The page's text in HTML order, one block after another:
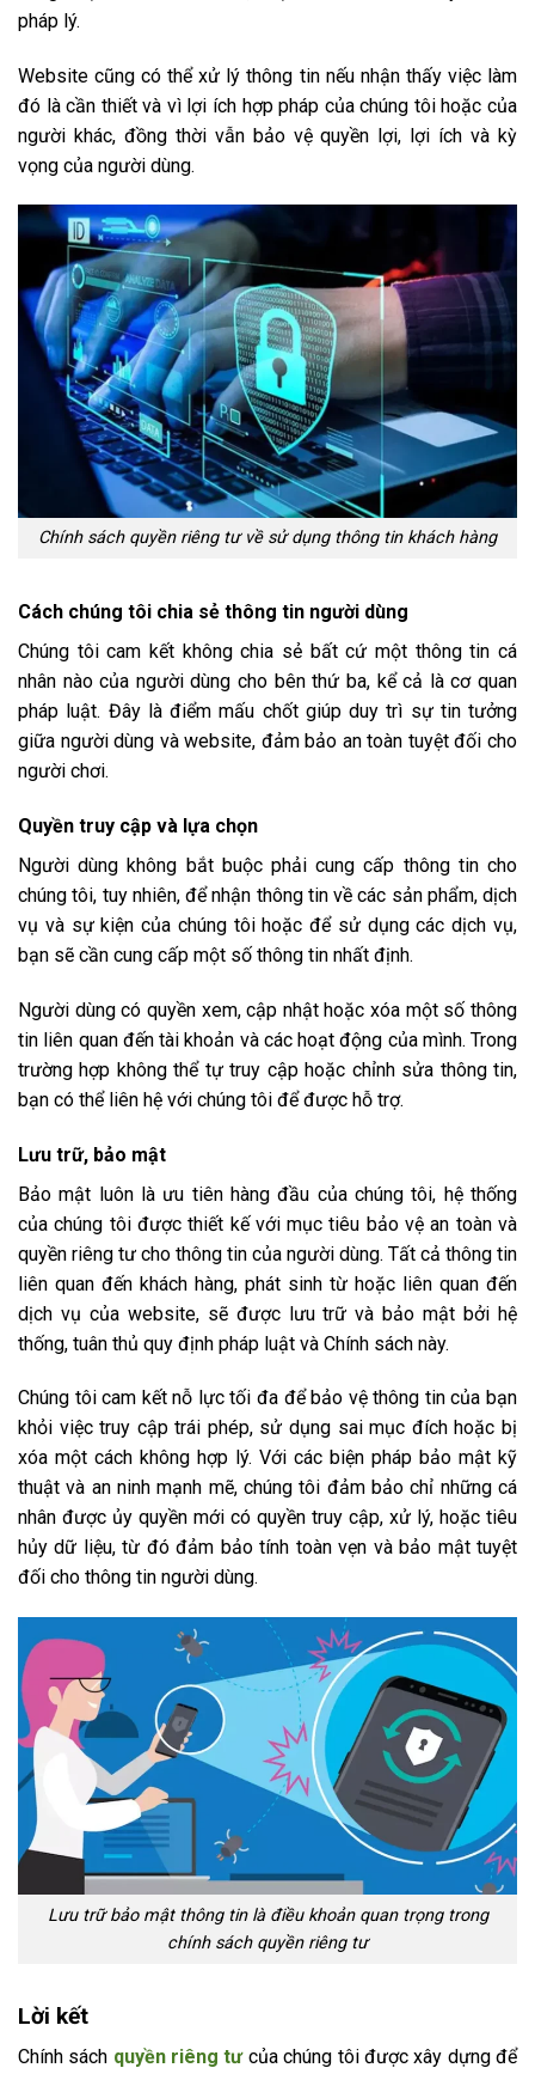
pháp lý.
Website cũng có thể xử lý thông tin nếu nhận thấy việc làm
đó là cần thiết và vì lợi ích hợp pháp của chúng tôi hoặc của
người khác, đồng thời vẫn bảo vệ quyền lợi, lợi ích và kỳ
vọng của người dùng.
Chính sách quyền riêng tư về sử dụng thông tin khách hàng
Cách chúng tôi chia sẻ thông tin người dùng
Chúng tôi cam kết không chia sẻ bất cứ một thông tin cá
nhân nào của người dùng cho bên thứ ba, kể cả là cơ quan
pháp luật. Đây là điểm mấu chốt giúp duy trì sự tin tưởng
giữa người dùng và website, đảm bảo an toàn tuyệt đối cho
người chơi.
Quyền truy cập và lựa chọn
Người dùng không bắt buộc phải cung cấp thông tin cho
chúng tôi, tuy nhiên, để nhận thông tin về các sản phẩm, dịch
vụ và sự kiện của chúng tôi hoặc để sử dụng các dịch vụ,
bạn sẽ cần cung cấp một số thông tin nhất định.
Người dùng có quyền xem, cập nhật hoặc xóa một số thông
tin liên quan đến tài khoản và các hoạt động của mình. Trong
trường hợp không thể tự truy cập hoặc chỉnh sửa thông tin,
bạn có thể liên hệ với chúng tôi để được hỗ trợ.
Lưu trữ, bảo mật
Bảo mật luôn là ưu tiên hàng đầu của chúng tôi, hệ thống
của chúng tôi được thiết kế với mục tiêu bảo vệ an toàn và
quyền riêng tư cho thông tin của người dùng. Tất cả thông tin
liên quan đến khách hàng, phát sinh từ hoặc liên quan đến
dịch vụ của website, sẽ được lưu trữ và bảo mật bởi hệ
thống, tuân thủ quy định pháp luật và Chính sách này.
Chúng tôi cam kết nỗ lực tối đa để bảo vệ thông tin của bạn
khỏi việc truy cập trái phép, sử dụng sai mục đích hoặc bị
xóa một cách không hợp lý. Với các biện pháp bảo mật kỹ
thuật và an ninh mạnh mẽ, chúng tôi đảm bảo chỉ những cá
nhân được ủy quyền mới có quyền truy cập, xử lý, hoặc tiêu
hủy dữ liệu, từ đó đảm bảo tính toàn vẹn và bảo mật tuyệt
đối cho thông tin người dùng.
Lưu trữ bảo mật thông tin là điều khoản quan trọng trong
chính sách quyền riêng tư
Lời kết
Chính sách quyền riêng tưcủa chúng tôi được xây dựng để